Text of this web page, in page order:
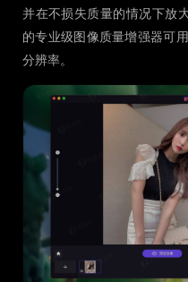
并在不损失质量的情况下放
的专业级图像质量增强器可
分辨率。